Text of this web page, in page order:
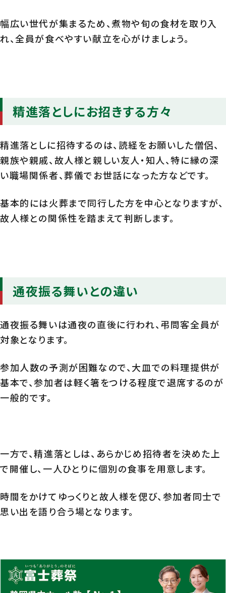
幅広い世代が集まるため、煮物や旬の食材を取り入
れ、全員が食べやすい献立を心がけましょう。
精進落としにお招きする方々
精進落としに招待するのは、読経をお願いした僧侶、
親族や親戚、故人様と親しい友人・知人、特に縁の深
い職場関係者、葬儀でお世話になった方などです。
基本的には火葬まで同行した方を中心となりますが、
故人様との関係性を踏まえて判断します。
通夜振る舞いとの違い
通夜振る舞いは通夜の直後に行われ、弔問客全員が
対象となります。
参加人数の予測が困難なので、大皿での料理提供が
基本で、参加者は軽く箸をつける程度で退席するのが
一般的です。
一方で、精進落としは、あらかじめ招待者を決めた上
で開催し、一人ひとりに個別の食事を用意します。
時間をかけてゆっくりと故人様を偲び、参加者同士で
思い出を語り合う場となります。